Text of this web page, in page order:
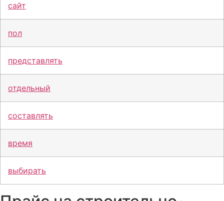
сайт
пол
представлять
отдельный
составлять
время
выбирать